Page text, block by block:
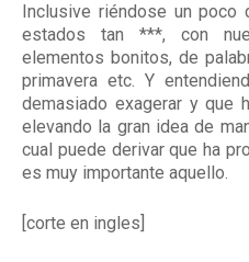
Inclusive riéndose un
estados tan ***, con
elementos bonitos, de
primavera etc. Y
demasiado exagerar y que
elevando la gran idea de
cual puede derivar que ha
es muy importante aquello.
[corte en ingles]